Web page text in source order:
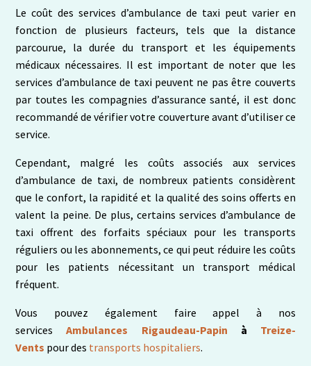
Le coût des services d’ambulance de taxi peut varier en
fonction de plusieurs facteurs, tels que la distance
parcourue, la durée du transport et les équipements
médicaux nécessaires. Il est important de noter que les
services d’ambulance de taxi peuvent ne pas être couverts
par toutes les compagnies d’assurance santé, il est donc
recommandé de vérifier votre couverture avant d’utiliser ce
service.
Cependant, malgré les coûts associés aux services
d’ambulance de taxi, de nombreux patients considèrent
que le confort, la rapidité et la qualité des soins offerts en
valent la peine. De plus, certains services d’ambulance de
taxi offrent des forfaits spéciaux pour les transports
réguliers ou les abonnements, ce qui peut réduire les coûts
pour les patients nécessitant un transport médical
fréquent.
Vous pouvez également faire appel à nos
servicesAmbulances Rigaudeau-Papin à Treize-
Vents pour des transports hospitaliers.